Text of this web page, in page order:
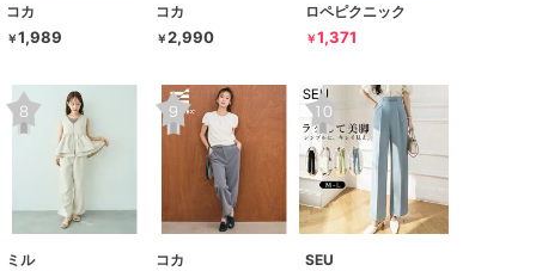
コカ
￥1,989
コカ
￥2,990
ロペピクニック
￥1,371
ミル コカ SEU